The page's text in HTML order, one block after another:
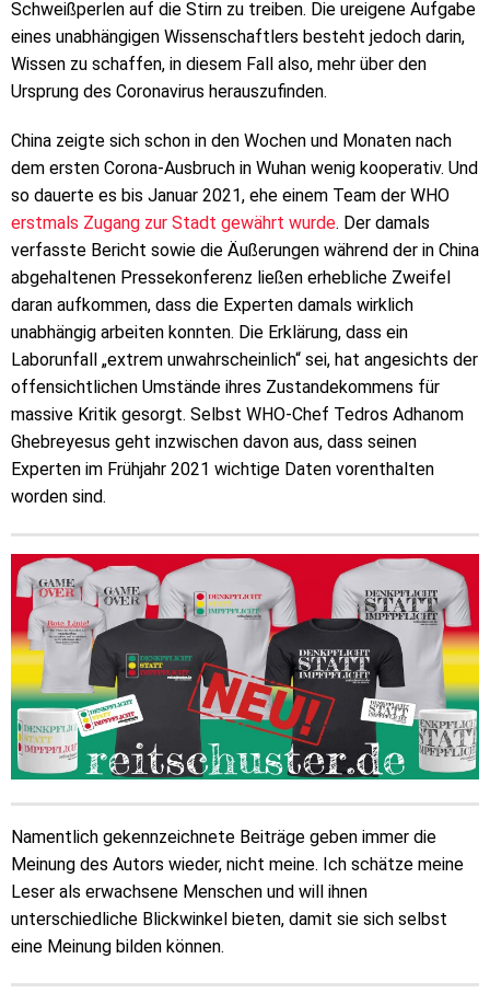
Schweißperlen auf die Stirn zu treiben. Die ureigene Aufgabe
eines unabhängigen Wissenschaftlers besteht jedoch darin,
Wissen zu schaffen, in diesem Fall also, mehr über den
Ursprung des Coronavirus herauszufinden.
China zeigte sich schon in den Wochen und Monaten nach
dem ersten Corona-Ausbruch in Wuhan wenig kooperativ. Und
so dauerte es bis Januar 2021, ehe einem Team der WHO
erstmals Zugang zur Stadt gewährt wurde. Der damals
verfasste Bericht sowie die Äußerungen während der in China
abgehaltenen Pressekonferenz ließen erhebliche Zweifel
daran aufkommen, dass die Experten damals wirklich
unabhängig arbeiten konnten. Die Erklärung, dass ein
Laborunfall „extrem unwahrscheinlich“ sei, hat angesichts der
offensichtlichen Umstände ihres Zustandekommens für
massive Kritik gesorgt. Selbst WHO-Chef Tedros Adhanom
Ghebreyesus geht inzwischen davon aus, dass seinen
Experten im Frühjahr 2021 wichtige Daten vorenthalten
worden sind.
Namentlich gekennzeichnete Beiträge geben immer die
Meinung des Autors wieder, nicht meine. Ich schätze meine
Leser als erwachsene Menschen und will ihnen
unterschiedliche Blickwinkel bieten, damit sie sich selbst
eine Meinung bilden können.